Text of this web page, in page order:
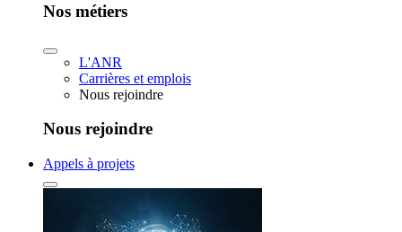
Nos métiers
L'ANR
Carrières et emplois
Nous rejoindre
Nous rejoindre
Appels à projets